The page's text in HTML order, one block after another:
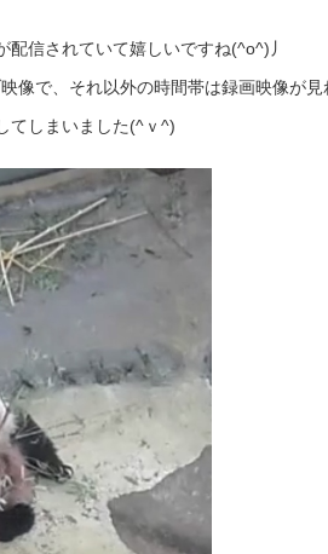
信されていて嬉しいですね(^o^)丿
像で、それ以外の時間帯は録画映像が見
てしまいました(^ｖ^)